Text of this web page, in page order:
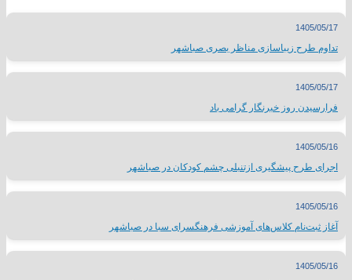
1405/05/17
تداوم طرح زیباسازی مناظر بصری صباشهر
1405/05/17
فرارسیدن روز خبرنگار گرامی باد
1405/05/16
اجرای طرح پیشگیری ازتنبلی چشم کودکان در صباشهر
1405/05/16
آغاز ثبت‌نام کلاس‌های آموزشی فرهنگسرای سبا در صباشهر
1405/05/16